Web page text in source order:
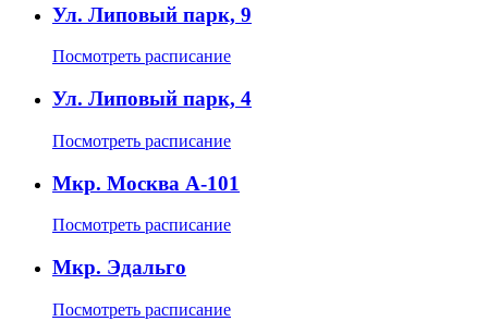
Ул. Липовый парк, 9
Посмотреть расписание
Ул. Липовый парк, 4
Посмотреть расписание
Мкр. Москва А-101
Посмотреть расписание
Мкр. Эдальго
Посмотреть расписание